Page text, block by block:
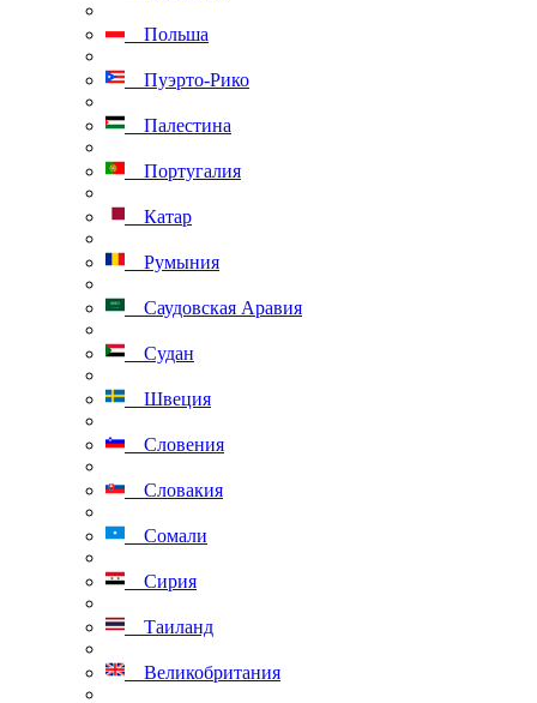
Польша
Пуэрто-Рико
Палестина
Португалия
Катар
Румыния
Саудовская Аравия
Судан
Швеция
Словения
Словакия
Сомали
Сирия
Таиланд
Великобритания